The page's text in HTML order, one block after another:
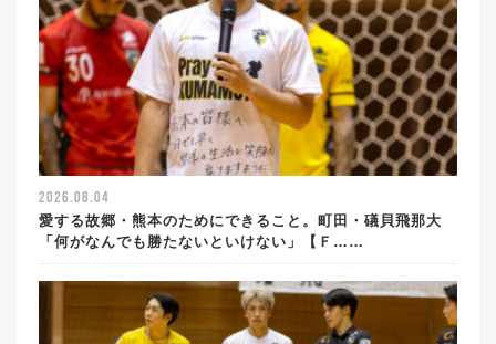
2026.08.04
愛する故郷・熊本のためにできること。町田・礒貝飛那大
「何がなんでも勝たないといけない」【Ｆ……